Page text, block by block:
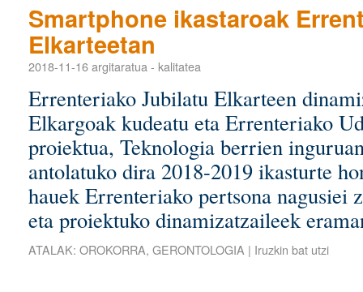
Smartphone ikastaroak
Elkarteetan
2018-11-16argitaratua - kalitatea
Errenteriako Jubilatu Elkarteen
Elkargoak kudeatu eta Errenteriako
proiektua, Teknologia berrien
antolatuko dira 2018-2019 ikasturte
hauek Errenteriako pertsona nagusiei
eta proiektuko dinamizatzaileek
ATALAK: OROKORRA, GERONTOLOGIA | Iruzkin bat utzi